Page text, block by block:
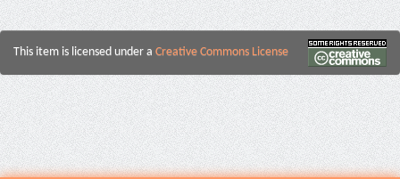
This item is licensed under a Creative Commons License